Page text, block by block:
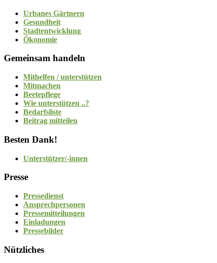
Urbanes Gärtnern
Gesundheit
Stadtentwicklung
Ökonomie
Gemeinsam handeln
Mithelfen / unterstützen
Mitmachen
Beetepflege
Wie unterstützen ..?
Bedarfsliste
Beitrag mitteilen
Besten Dank!
Unterstützer/-innen
Presse
Pressedienst
Ansprechpersonen
Pressemitteilungen
Einladungen
Pressebilder
Nützliches